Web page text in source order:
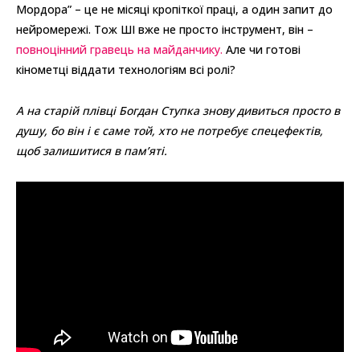
Мордора” – це не місяці кропіткої праці, а один запит до
нейромережі. Тож ШІ вже не просто інструмент, він –
повноцінний гравець на майданчику. Але чи готові
кінометці віддати технологіям всі ролі?
А на старій плівці Богдан Ступка знову дивиться просто в
душу, бо він і є саме той, хто не потребує спецефектів,
щоб залишитися в пам’яті.